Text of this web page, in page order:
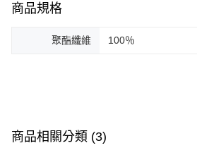
商品規格
聚酯纖維 100％
商品相關分類 (3)